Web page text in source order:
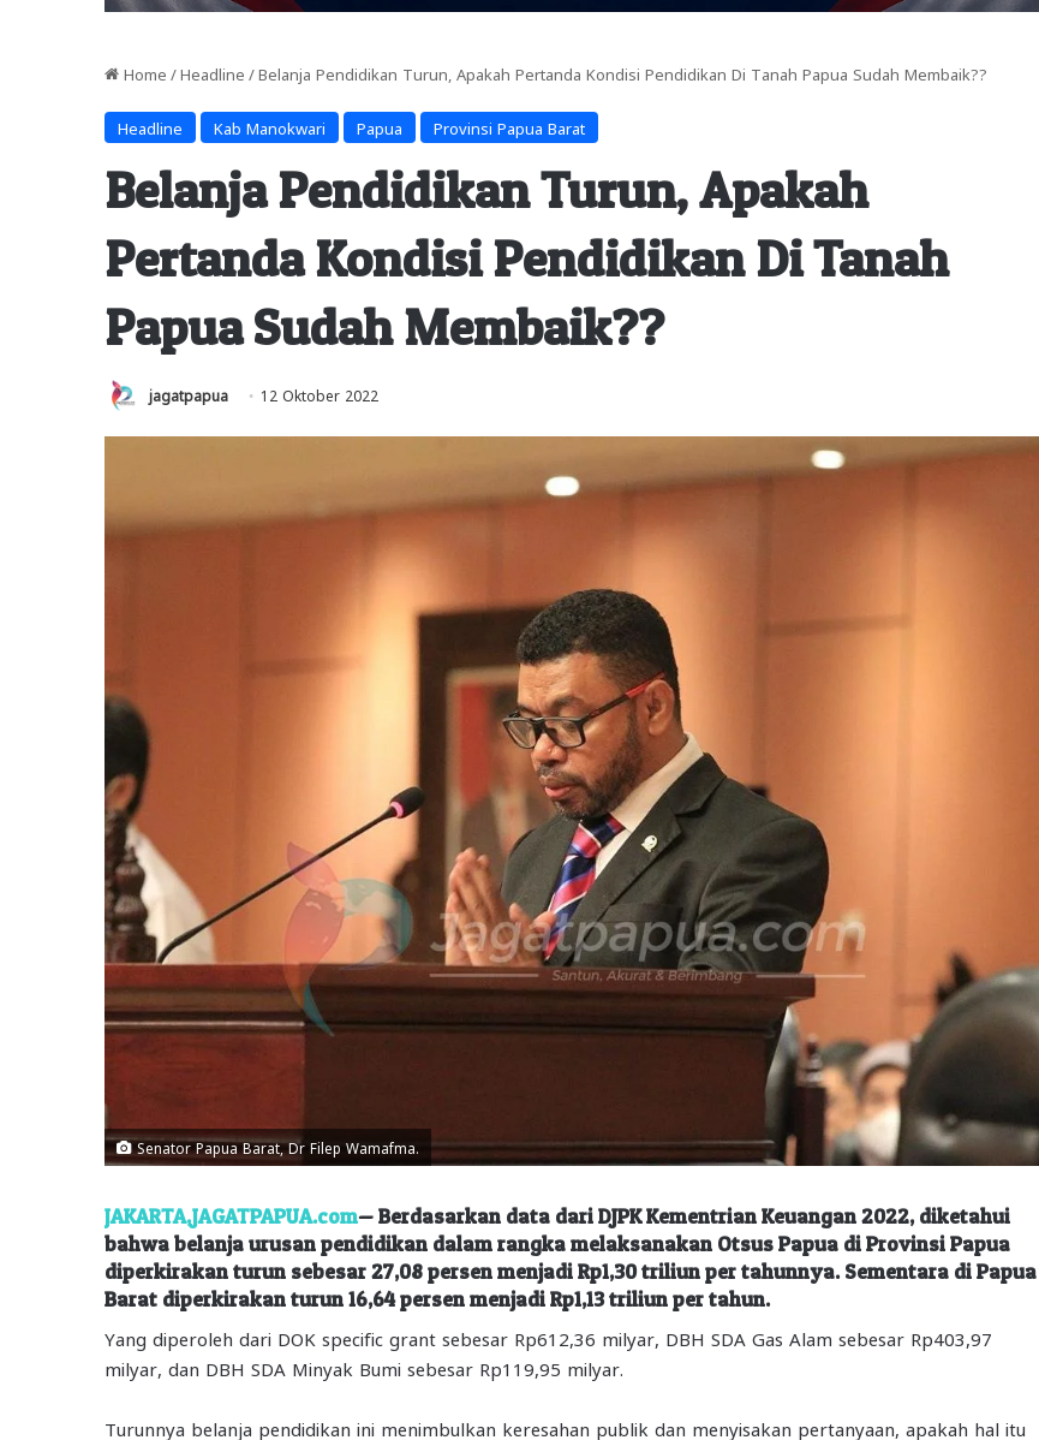
Home / Headline / Belanja Pendidikan Turun, Apakah Pertanda Kondisi Pendidikan Di Tanah Papua Sudah Membaik??
Headline Kab Manokwari Papua Provinsi Papua Barat
Belanja Pendidikan Turun, Apakah
Pertanda Kondisi Pendidikan Di Tanah
Papua Sudah Membaik??
jagatpapua 12 Oktober 2022
Senator Papua Barat, Dr Filep Wamafma.
JAKARTA,JAGATPAPUA.com— Berdasarkan data dari DJPK Kementrian Keuangan 2022, diketahui
bahwa belanja urusan pendidikan dalam rangka melaksanakan Otsus Papua di Provinsi Papua
diperkirakan turun sebesar 27,08 persen menjadi Rp1,30 triliun per tahunnya. Sementara di Papua
Barat diperkirakan turun 16,64 persen menjadi Rp1,13 triliun per tahun.
Yang diperoleh dari DOK specific grant sebesar Rp612,36 milyar, DBH SDA Gas Alam sebesar Rp403,97
milyar, dan DBH SDA Minyak Bumi sebesar Rp119,95 milyar.
Turunnya belanja pendidikan ini menimbulkan keresahan publik dan menyisakan pertanyaan, apakah hal itu